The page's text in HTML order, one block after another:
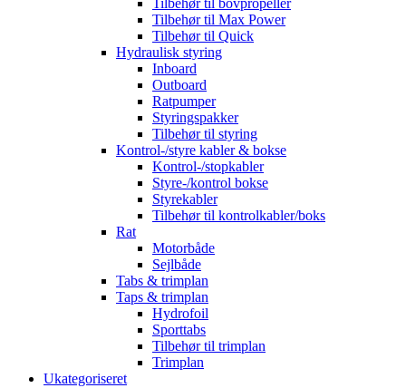
Tilbehør til bovpropeller
Tilbehør til Max Power
Tilbehør til Quick
Hydraulisk styring
Inboard
Outboard
Ratpumper
Styringspakker
Tilbehør til styring
Kontrol-/styre kabler & bokse
Kontrol-/stopkabler
Styre-/kontrol bokse
Styrekabler
Tilbehør til kontrolkabler/boks
Rat
Motorbåde
Sejlbåde
Tabs & trimplan
Taps & trimplan
Hydrofoil
Sporttabs
Tilbehør til trimplan
Trimplan
Ukategoriseret